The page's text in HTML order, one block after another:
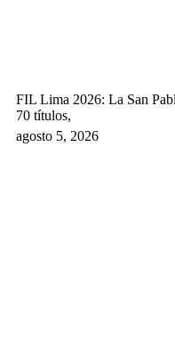
FIL Lima 2026: La San
70 títulos,
agosto 5, 2026